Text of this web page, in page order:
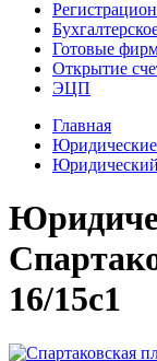
Готовые
Открытие
ЭЦП
Главная
Юридические
Юридический
16/15с1